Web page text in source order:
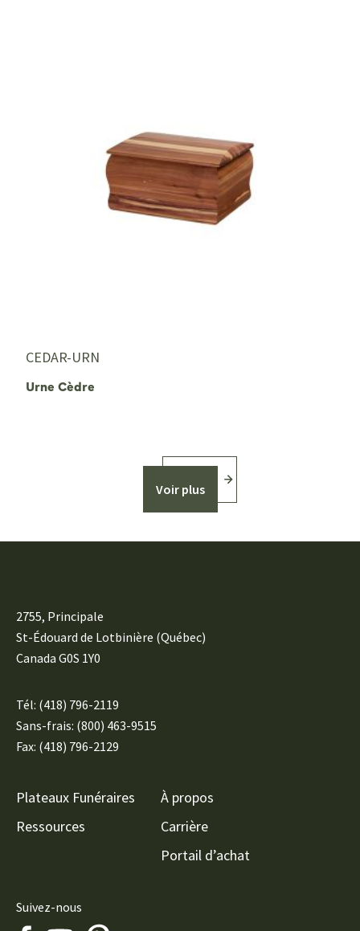
CEDAR-URN
Urne Cèdre
Voir plus
2755, Principale
St-Édouard de Lotbinière (Québec)
Canada G0S 1Y0
Tél: (418) 796-2119
Sans-frais: (800) 463-9515
Fax: (418) 796-2129
Plateaux Funéraires
Ressources
À propos
Carrière
Portail d’achat
Suivez-nous